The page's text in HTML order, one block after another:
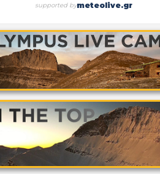
supported bymeteolive.gr